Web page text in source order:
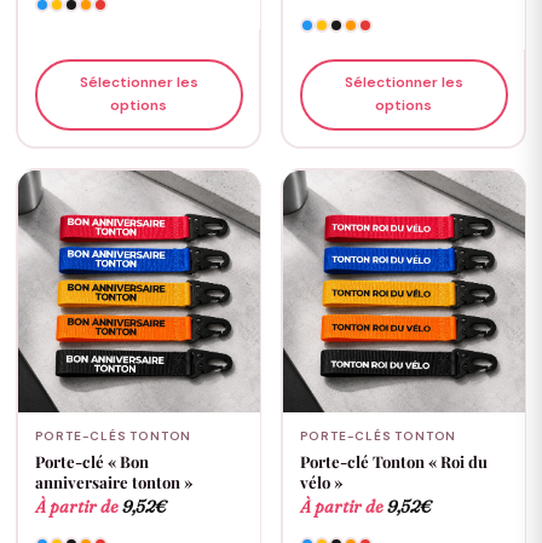
Sélectionner les
options
Sélectionner les
options
PORTE-CLÉS TONTON
Porte-clé « Bon
anniversaire tonton »
À partir de9,52€
PORTE-CLÉS TONTON
Porte-clé Tonton « Roi du
vélo »
À partir de9,52€